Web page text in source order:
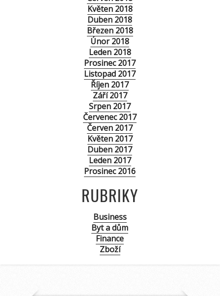
Květen 2018
Duben 2018
Březen 2018
Únor 2018
Leden 2018
Prosinec 2017
Listopad 2017
Říjen 2017
Září 2017
Srpen 2017
Červenec 2017
Červen 2017
Květen 2017
Duben 2017
Leden 2017
Prosinec 2016
RUBRIKY
Business
Byt a dům
Finance
Zboží